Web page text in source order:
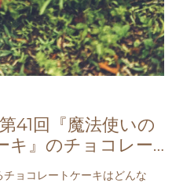
41回『魔法使いの
キ』のチョコレー
ョコレートケーキはどんな